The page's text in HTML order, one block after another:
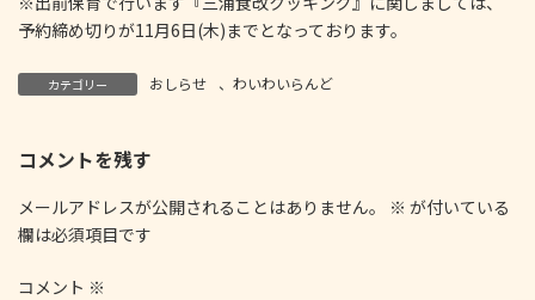
予約締め切りが11月6日(木)までとなっております。
カテゴリー おしらせ 、 わいわいらんど
コメントを残す
メールアドレスが公開されることはありません。 ※ が付いている
欄は必須項目です
コメント ※